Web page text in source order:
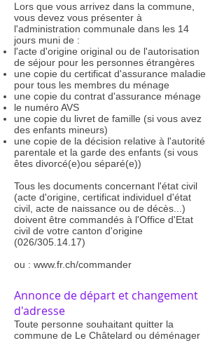
Lors que vous arrivez dans la commune,
vous devez vous présenter à
l'administration communale dans les 14
jours muni de :
l'acte d'origine original ou de l'autorisation
de séjour pour les personnes étrangères
une copie du certificat d'assurance maladie
pour tous les membres du ménage
une copie du contrat d'assurance ménage
le numéro AVS
une copie du livret de famille (si vous avez
des enfants mineurs)
une copie de la décision relative à l'autorité
parentale et la garde des enfants (si vous
êtes divorcé(e)ou séparé(e))
Tous les documents concernant l'état civil
(acte d'origine, certificat individuel d'état
civil, acte de naissance ou de décès...)
doivent être commandés à l'Office d'Etat
civil de votre canton d'origine
(026/305.14.17)
ou : www.fr.ch/commander
Annonce de départ et changement
d'adresse
Toute personne souhaitant quitter la
commune de Le Châtelard ou déménager